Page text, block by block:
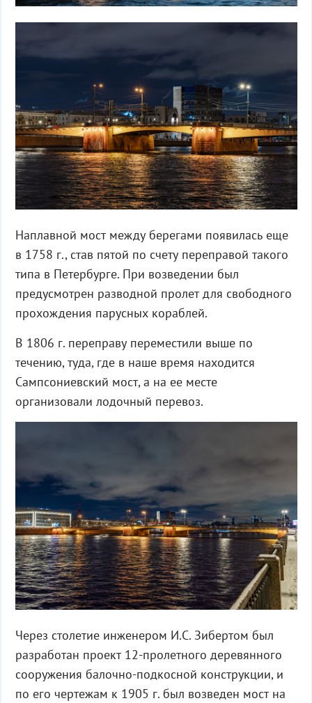
Наплавной мост между берегами появилась еще
в 1758 г., став пятой по счету переправой такого
типа в Петербурге. При возведении был
предусмотрен разводной пролет для свободного
прохождения парусных кораблей.
В 1806 г. переправу переместили выше по
течению, туда, где в наше время находится
Сампсониевский мост, а на ее месте
организовали лодочный перевоз.
Через столетие инженером И.С. Зибертом был
разработан проект 12-пролетного деревянного
сооружения балочно-подкосной конструкции, и
по его чертежам к 1905 г. был возведен мост на